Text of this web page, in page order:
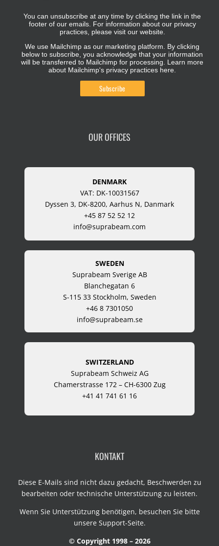
You can unsubscribe at any time by clicking the link in the
footer of our emails. For information about our privacy
practices, please visit our website.
We use Mailchimp as our marketing platform. By clicking
below to subscribe, you acknowledge that your information
will be transferred to Mailchimp for processing. Learn more
about Mailchimp's privacy practices here.
OUR OFFICES
DENMARK
VAT: DK-10031567
Dyssen 3, DK-8200, Aarhus N, Danmark
+45 87 52 52 12
info@suprabeam.com
SWEDEN
Suprabeam Sverige AB
Blanchegatan 6
S-115 33 Stockholm, Sweden
+46 8 7301050
info@suprabeam.se
SWITZERLAND
Suprabeam Schweiz AG
Chamerstrasse 172 – CH-6300 Zug
+41 41 741 61 16
KONTAKT
Diese E-Mails sind nicht dazu gedacht, Beschwerden zu
bearbeiten oder technische Unterstützung zu leisten.
Wenn Sie Unterstützung benötigen, besuchen Sie bitte
unsere Support-Seite.
© Copyright 1998 – 2026